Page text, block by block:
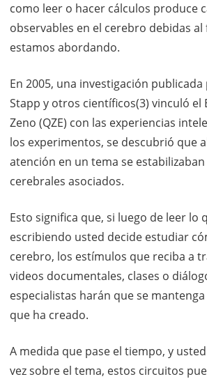
como leer o hacer cálculos produce
observables en el cerebro debidas
estamos abordando.
En 2005, una investigación
Stapp y otros científicos(3) vinculó el
Zeno (QZE) con las experiencias
los experimentos, se descubrió que
atención en un tema se
cerebrales asociados.
Esto significa que, si luego de leer lo
escribiendo usted decide estudiar
cerebro, los estímulos que reciba a
videos documentales, clases o
especialistas harán que se
que ha creado.
A medida que pase el tiempo, y
vez sobre el tema, estos circuitos